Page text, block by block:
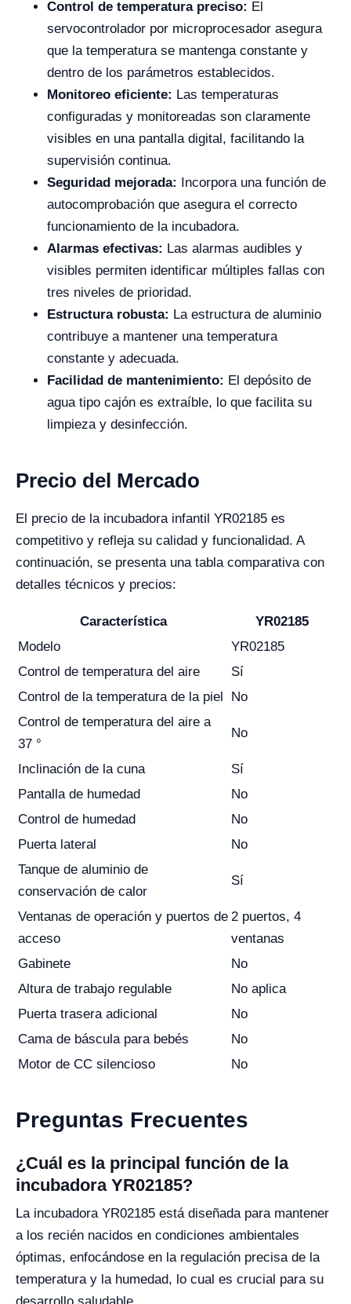
Control de temperatura preciso: El
servocontrolador por microprocesador asegura
que la temperatura se mantenga constante y
dentro de los parámetros establecidos.
Monitoreo eficiente: Las temperaturas
configuradas y monitoreadas son claramente
visibles en una pantalla digital, facilitando la
supervisión continua.
Seguridad mejorada: Incorpora una función de
autocomprobación que asegura el correcto
funcionamiento de la incubadora.
Alarmas efectivas: Las alarmas audibles y
visibles permiten identificar múltiples fallas con
tres niveles de prioridad.
Estructura robusta: La estructura de aluminio
contribuye a mantener una temperatura
constante y adecuada.
Facilidad de mantenimiento: El depósito de
agua tipo cajón es extraíble, lo que facilita su
limpieza y desinfección.
Precio del Mercado
El precio de la incubadora infantil YR02185 es
competitivo y refleja su calidad y funcionalidad. A
continuación, se presenta una tabla comparativa con
detalles técnicos y precios:
Característica
YR02185
Modelo
YR02185
Control de temperatura del aire
Sí
Control de la temperatura de la piel
No
Control de temperatura del aire a
37 °
No
Inclinación de la cuna
Sí
Pantalla de humedad
No
Control de humedad
No
Puerta lateral
No
Tanque de aluminio de
conservación de calor
Sí
Ventanas de operación y puertos de
acceso
2 puertos, 4
ventanas
Gabinete
No
Altura de trabajo regulable
No aplica
Puerta trasera adicional
No
Cama de báscula para bebés
No
Motor de CC silencioso
No
Preguntas Frecuentes
¿Cuál es la principal función de la
incubadora YR02185?
La incubadora YR02185 está diseñada para mantener
a los recién nacidos en condiciones ambientales
óptimas, enfocándose en la regulación precisa de la
temperatura y la humedad, lo cual es crucial para su